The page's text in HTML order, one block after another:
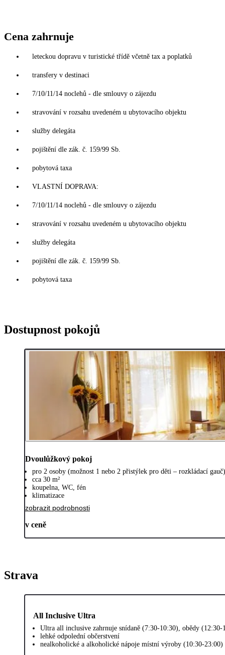
Cena zahrnuje
leteckou dopravu v turistické třídě včetně tax a poplatků
transfery v destinaci
7/10/11/14 noclehů - dle smlouvy o zájezdu
stravování v rozsahu uvedeném u ubytovacího objektu
služby delegáta
pojištění dle zák. č. 159/99 Sb.
pobytová taxa
VLASTNÍ DOPRAVA:
7/10/11/14 noclehů - dle smlouvy o zájezdu
stravování v rozsahu uvedeném u ubytovacího objektu
služby delegáta
pojištění dle zák. č. 159/99 Sb.
pobytová taxa
Dostupnost pokojů
Dvoulůžkový pokoj
pro 2 osoby (možnost 1 nebo 2 přistýlek pro děti – rozkládací gauč)
cca 30 m²
koupelna, WC, fén
klimatizace
zobrazit podrobnosti
v ceně
Strava
All Inclusive Ultra
Ultra all inclusive zahrnuje snídaně (7:30-10:30), obědy
lehké odpolední občerstvení
nealkoholické a alkoholické nápoje místní výroby (10:30-23:00)